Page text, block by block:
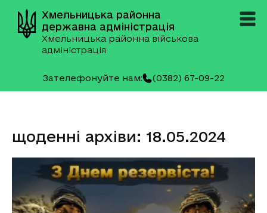
Хмельницька районна
державна адміністрація
Хмельницька районна військова
адміністрація
Зателефонуйте нам: (0382) 67-09-22
щоденні архіви: 18.05.2024